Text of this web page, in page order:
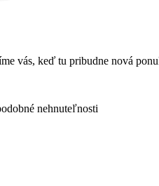
vás, keď tu pribudne nová
nehnuteľnosti